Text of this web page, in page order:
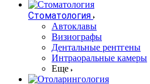
Стоматология
Автоклавы
Визиографы
Дентальные рентгены
Интраоральные камеры
Еще